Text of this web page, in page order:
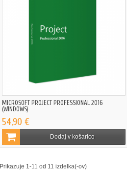
MICROSOFT PROJECT PROFESSIONAL 2016
(WINDOWS)
54,90 €
Dodaj v košarico
Prikazuje 1-11 od 11 izdelka(-ov)